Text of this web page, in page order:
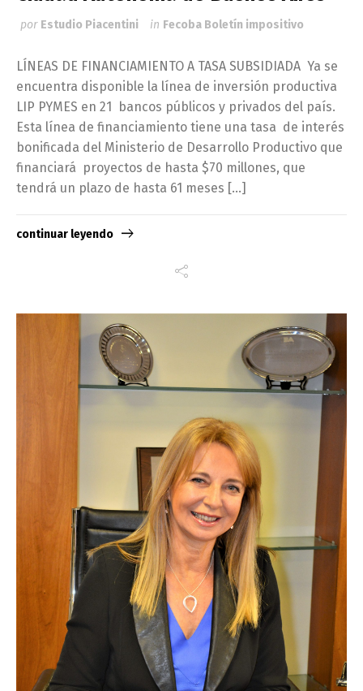
por Estudio Piacentini in Fecoba Boletín impositivo
LÍNEAS DE FINANCIAMIENTO A TASA SUBSIDIADA Ya se
encuentra disponible la línea de inversión productiva
LIP PYMES en 21 bancos públicos y privados del país.
Esta línea de financiamiento tiene una tasa de interés
bonificada del Ministerio de Desarrollo Productivo que
financiará proyectos de hasta $70 millones, que
tendrá un plazo de hasta 61 meses […]
continuar leyendo